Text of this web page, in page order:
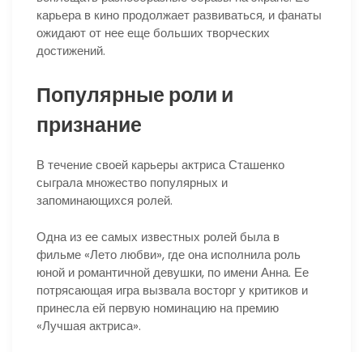
карьера в кино продолжает развиваться, и фанаты
ожидают от нее еще больших творческих
достижений.
Популярные роли и
признание
В течение своей карьеры актриса Сташенко
сыграла множество популярных и
запоминающихся ролей.
Одна из ее самых известных ролей была в
фильме «Лето любви», где она исполнила роль
юной и романтичной девушки, по имени Анна. Ее
потрясающая игра вызвала восторг у критиков и
принесла ей первую номинацию на премию
«Лучшая актриса».